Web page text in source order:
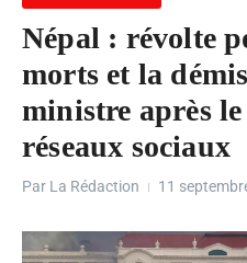
Népal : révolte
morts et la
ministre après le
réseaux sociaux
Par La Rédaction 11